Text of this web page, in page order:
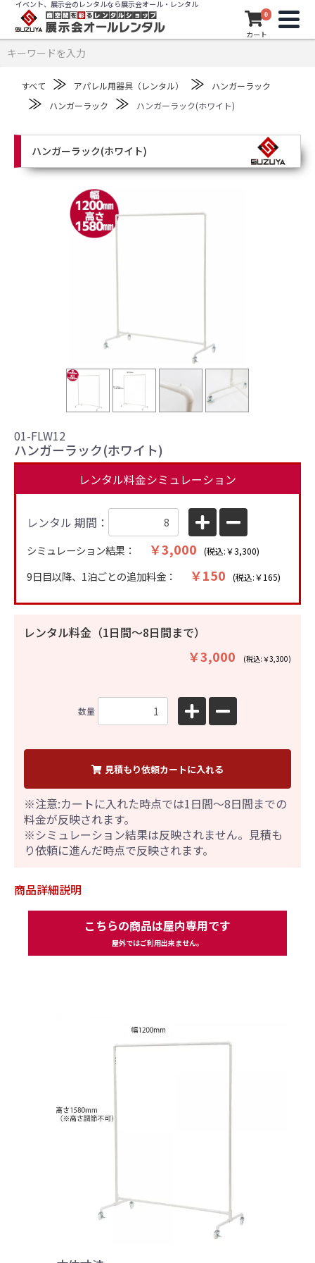
イベント、展示会のレンタルなら展示会オール・レンタル
0
カート
すべて ≫ アパレル用器具（レンタル） ≫ ハンガーラック
≫ ハンガーラック ≫ ハンガーラック(ホワイト)
ハンガーラック(ホワイト)
01-FLW12
ハンガーラック(ホワイト)
レンタル料金シミュレーション
レンタル 期間：
シミュレーション結果： ￥3,000 (税込:￥3,300)
9日目以降、1泊ごとの追加料金： ￥150 (税込:￥165)
レンタル料金（1日間〜8日間まで）
￥3,000 (税込:￥3,300)
数量
見積もり依頼カートに入れる
※注意:カートに入れた時点では1日間～8日間までの
料金が反映されます。
※シミュレーション結果は反映されません。見積も
り依頼に進んだ時点で反映されます。
商品詳細説明
こちらの商品は屋内専用です
屋外ではご利用出来ません。